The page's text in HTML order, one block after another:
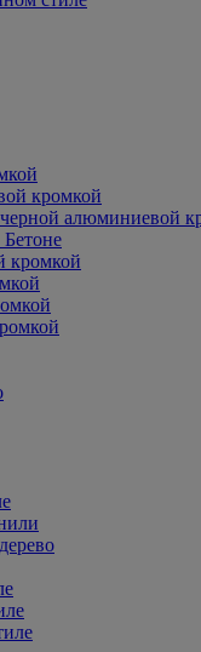
кромкой
алюминиевой
кромкой